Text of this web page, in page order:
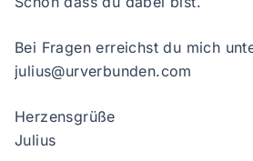
Bei Fragen erreichst du mich
julius@urverbunden.com
Herzensgrüße
Julius